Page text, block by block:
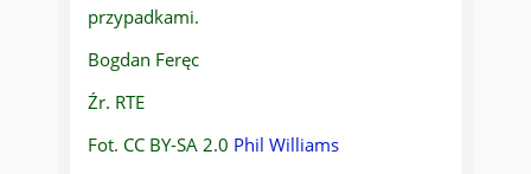
przypadkami.
Bogdan Feręc
Źr. RTE
Fot. CC BY-SA 2.0 Phil Williams